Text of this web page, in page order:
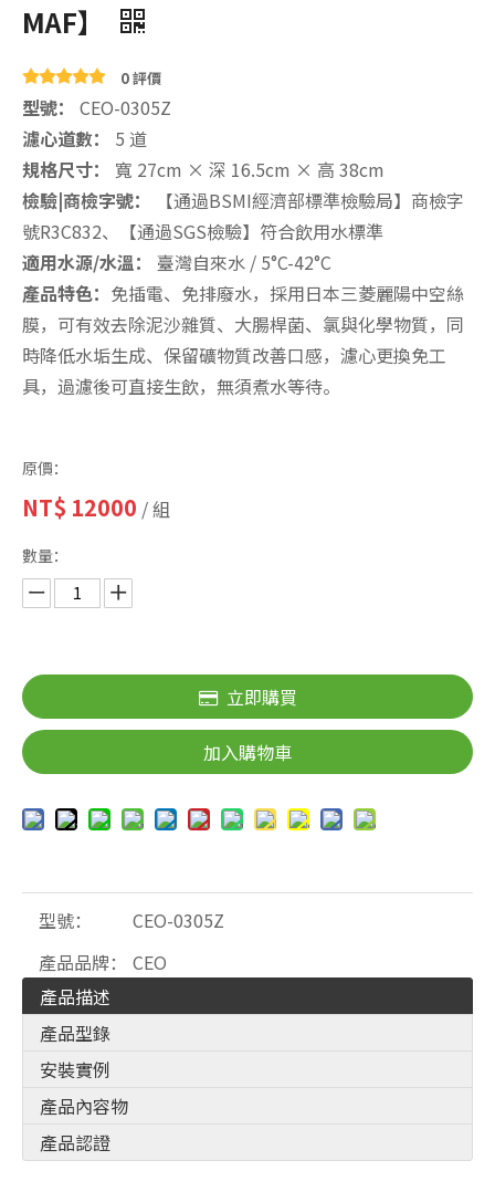
MAF】
0 評價
型號： CEO-0305Z
濾心道數：
5 道
規格尺寸：
寬 27cm × 深 16.5cm × 高 38cm
檢驗|商檢字號：
【通過BSMI經濟部標準檢驗局】商檢字
號R3C832、【通過SGS檢驗】符合飲用水標準
適用水源/水溫：
臺灣自來水 / 5°C-42°C
產品特色： 免插電、免排廢水，採用日本三菱麗陽中空絲
膜，可有效去除泥沙雜質、大腸桿菌、氯與化學物質，同
時降低水垢生成、保留礦物質改善口感，濾心更換免工
具，過濾後可直接生飲，無須煮水等待。
原價：
NT$ 12000 / 組
數量：
立即購買
加入購物車
型號：
CEO-0305Z
產品品牌：
CEO
產品描述
產品型錄
安裝實例
產品內容物
產品認證